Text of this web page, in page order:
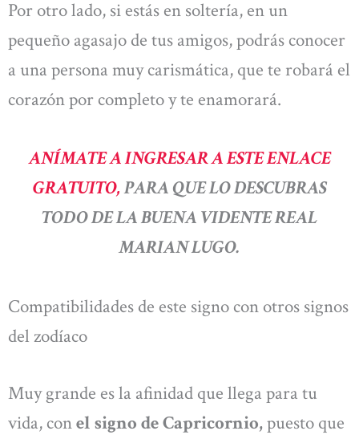
Por otro lado, si estás en soltería, en un
pequeño agasajo de tus amigos, podrás conocer
a una persona muy carismática, que te robará el
corazón por completo y te enamorará.
ANÍMATE A INGRESAR A ESTE ENLACE
GRATUITO, PARA QUE LO DESCUBRAS
TODO DE LA BUENA VIDENTE REAL
MARIAN LUGO.
Compatibilidades de este signo con otros signos
del zodíaco
Muy grande es la afinidad que llega para tu
vida, conel signo de Capricornio,puesto que